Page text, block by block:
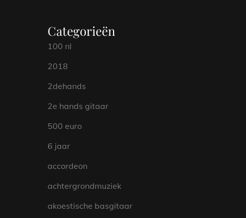
Categorieën
100 nl
2018
2dehands
2e hands gitaar
500 euro
6 jaar
accordeon
achtergrondmuziek
akoestische basgitaar